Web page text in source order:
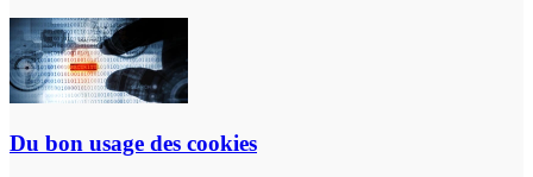
Du bon usage des cookies